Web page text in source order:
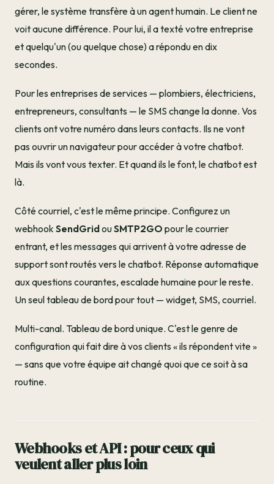
gérer, le système transfère à un agent humain. Le client ne
voit aucune différence. Pour lui, il a texté votre entreprise
et quelqu'un (ou quelque chose) a répondu en dix
secondes.
Pour les entreprises de services — plombiers, électriciens,
entrepreneurs, consultants — le SMS change la donne. Vos
clients ont votre numéro dans leurs contacts. Ils ne vont
pas ouvrir un navigateur pour accéder à votre chatbot.
Mais ils vont vous texter. Et quand ils le font, le chatbot est
là.
Côté courriel, c'est le même principe. Configurez un
webhookSendGridouSMTP2GO pour le courrier
entrant, et les messages qui arrivent à votre adresse de
support sont routés vers le chatbot. Réponse automatique
aux questions courantes, escalade humaine pour le reste.
Un seul tableau de bord pour tout — widget, SMS, courriel.
Multi-canal. Tableau de bord unique. C'est le genre de
configuration qui fait dire à vos clients « ils répondent vite »
— sans que votre équipe ait changé quoi que ce soit à sa
routine.
Webhooks et API : pour ceux qui
veulent aller plus loin